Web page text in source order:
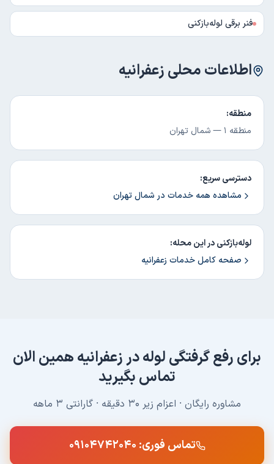
فنر برقی لوله‌بازکنی
اطلاعات محلیزعفرانیه
منطقه:
منطقه ۱
—شمال تهران
دسترسی سریع:
مشاهده همه خدمات در شمال تهران
لوله‌بازکنی در این محله:
صفحه کامل خدمات زعفرانیه
برایرفع گرفتگی لولهدرزعفرانیههمین الان
تماس بگیرید
مشاوره رایگان · اعزام زیر ۳۰ دقیقه · گارانتی ۳ ماهه
تماس فوری: ۰۹۱۰۴۷۴۲۰۴۰